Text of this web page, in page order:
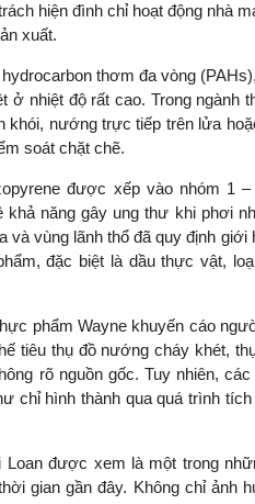
hiện đình chỉ hoạt động nhà
xuất.
thơm đa vòng
ở nhiệt độ rất cao. Trong ngành
khói, nướng trực tiếp trên lửa
soát chặt chẽ.
được xếp vào nhóm 1
năng gây ung thư khi phơi
và vùng lãnh thổ đã quy định giới
đặc biệt là dầu thực vật,
phẩm Wayne khuyến cáo
tiêu thụ đồ nướng cháy khét,
rõ nguồn gốc. Tuy nhiên,
chỉ hình thành qua quá trình tích
Loan được xem là một trong
gian gần đây. Không chỉ ảnh
Viện trưởng
phải làm
trên thực tế
như tăng
công
các cơ chế
mới sáng tạo,
Việc
sách
đóng
tăng